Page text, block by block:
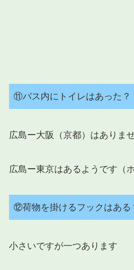
⑪バス内にトイレはあった？
広島ー大阪（京都）はありま
広島ー東京はあるようです（
⑫荷物を掛けるフックはある
小さいですが一つあります